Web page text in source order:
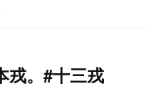
戎。#十三戎